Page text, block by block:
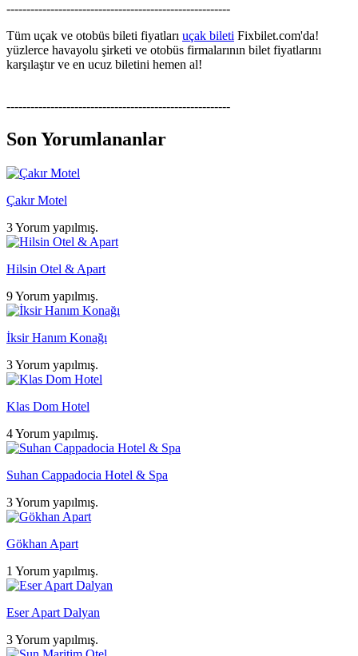
--------------------------------------------------------
Tüm uçak ve otobüs bileti fiyatları uçak bileti Fixbilet.com'da!
yüzlerce havayolu şirketi ve otobüs firmalarının bilet fiyatlarını
karşılaştır ve en ucuz biletini hemen al!
--------------------------------------------------------
Son Yorumlananlar
Çakır Motel
3 Yorum yapılmış.
Hilsin Otel & Apart
9 Yorum yapılmış.
İksir Hanım Konağı
3 Yorum yapılmış.
Klas Dom Hotel
4 Yorum yapılmış.
Suhan Cappadocia Hotel & Spa
3 Yorum yapılmış.
Gökhan Apart
1 Yorum yapılmış.
Eser Apart Dalyan
3 Yorum yapılmış.